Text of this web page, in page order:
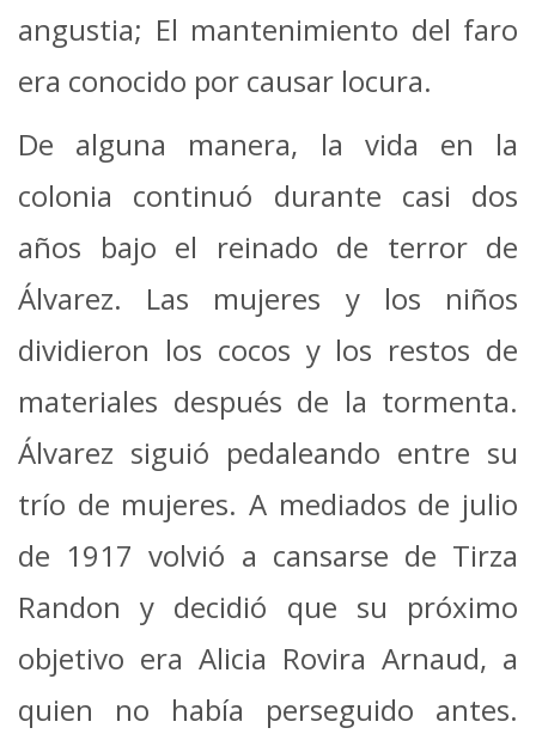
angustia; El mantenimiento del faro
era conocido por causar locura.
De alguna manera, la vida en la
colonia continuó durante casi dos
años bajo el reinado de terror de
Álvarez. Las mujeres y los niños
dividieron los cocos y los restos de
materiales después de la tormenta.
Álvarez siguió pedaleando entre su
trío de mujeres. A mediados de julio
de 1917 volvió a cansarse de Tirza
Randon y decidió que su próximo
objetivo era Alicia Rovira Arnaud, a
quien no había perseguido antes.